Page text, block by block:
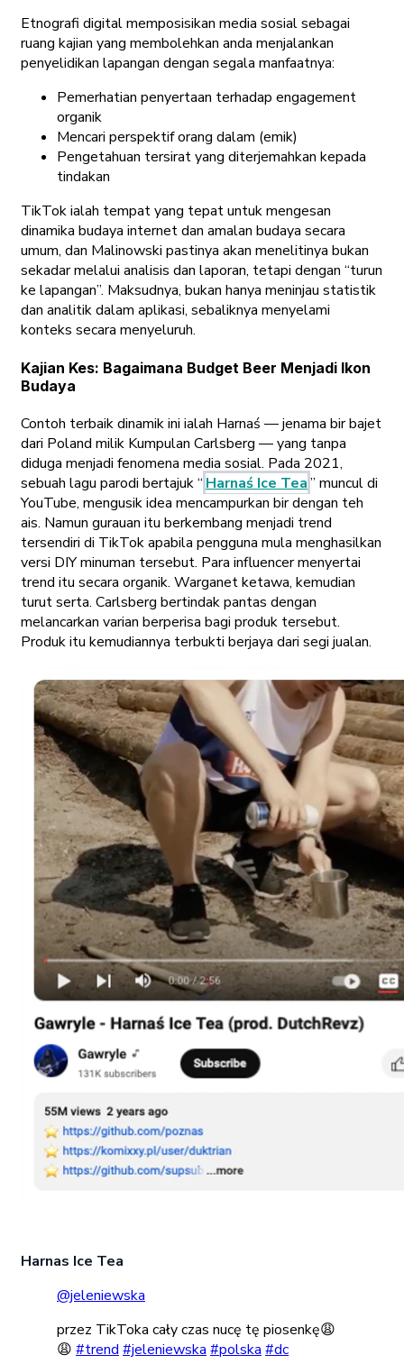
Etnografi digital memposisikan media sosial sebagai
ruang kajian yang membolehkan anda menjalankan
penyelidikan lapangan dengan segala manfaatnya:
Pemerhatian penyertaan terhadap engagement
organik
Mencari perspektif orang dalam (emik)
Pengetahuan tersirat yang diterjemahkan kepada
tindakan
TikTok ialah tempat yang tepat untuk mengesan
dinamika budaya internet dan amalan budaya secara
umum, dan Malinowski pastinya akan menelitinya bukan
sekadar melalui analisis dan laporan, tetapi dengan “turun
ke lapangan”. Maksudnya, bukan hanya meninjau statistik
dan analitik dalam aplikasi, sebaliknya menyelami
konteks secara menyeluruh.
Kajian Kes: Bagaimana Budget Beer Menjadi Ikon
Budaya
Contoh terbaik dinamik ini ialah Harnaś — jenama bir bajet
dari Poland milik Kumpulan Carlsberg — yang tanpa
diduga menjadi fenomena media sosial. Pada 2021,
sebuah lagu parodi bertajuk “Harnaś Ice Tea” muncul di
YouTube, mengusik idea mencampurkan bir dengan teh
ais. Namun gurauan itu berkembang menjadi trend
tersendiri di TikTok apabila pengguna mula menghasilkan
versi DIY minuman tersebut. Para influencer menyertai
trend itu secara organik. Warganet ketawa, kemudian
turut serta. Carlsberg bertindak pantas dengan
melancarkan varian berperisa bagi produk tersebut.
Produk itu kemudiannya terbukti berjaya dari segi jualan.
Harnas Ice Tea
@jeleniewska
przez TikToka cały czas nucę tę piosenkę😩
😩 #trend#jeleniewska#polska#dc